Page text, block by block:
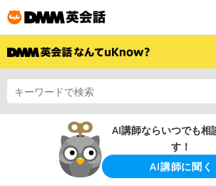
AI講師ならいつでも相
す！
AI講師に聞く